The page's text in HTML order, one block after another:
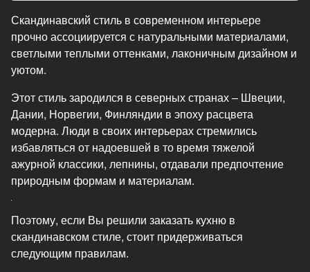
Скандинавский стиль в современном интерьере
прочно ассоциируется с натуральными материалами,
светлыми теплыми оттенками, лаконичным дизайном и
уютом.
Этот стиль зародился в северных странах – Швеции,
Дании, Норвегии, Финляндии в эпоху расцвета
модерна. Люди в своих интерьерах стремились
избавляться от надоевшей в то время тяжелой
ажурной классики, лепнины, отдавали предпочтение
природным формам и материалам.
Поэтому, если Вы решили заказать кухню в
скандинавском стиле, стоит придерживаться
следующим правилам.